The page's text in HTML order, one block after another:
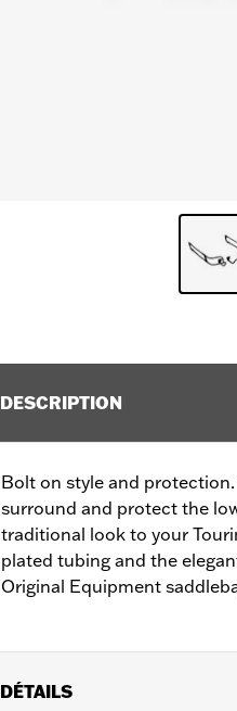
DESCRIPTION
Bolt on style and
surround and protect the
traditional look to your
plated tubing and the
Original Equipment
DÉTAILS